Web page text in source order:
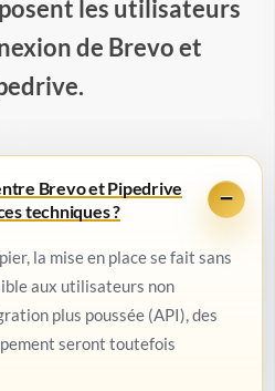
les utilisateurs
de Brevo et
Brevo et Pipedrive
techniques ?
la mise en place se fait sans
aux utilisateurs non
plus poussée (API), des
seront toutefois